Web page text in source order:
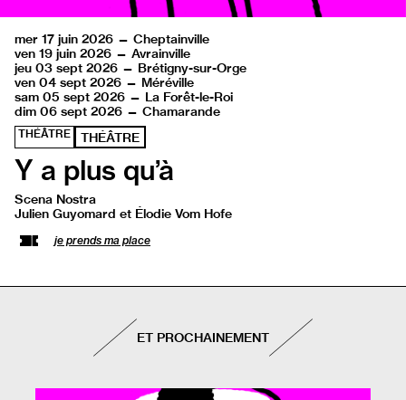
mer 17 juin 2026 — Cheptainville
ven 19 juin 2026 — Avrainville
jeu 03 sept 2026 — Brétigny-sur-Orge
ven 04 sept 2026 — Méréville
sam 05 sept 2026 — La Forêt-le-Roi
dim 06 sept 2026 — Chamarande
THÉÂTRE THÉÂTRE
Y a plus qu’à
Scena Nostra
Julien Guyomard et Élodie Vom Hofe
je prends ma place
ET PROCHAINEMENT